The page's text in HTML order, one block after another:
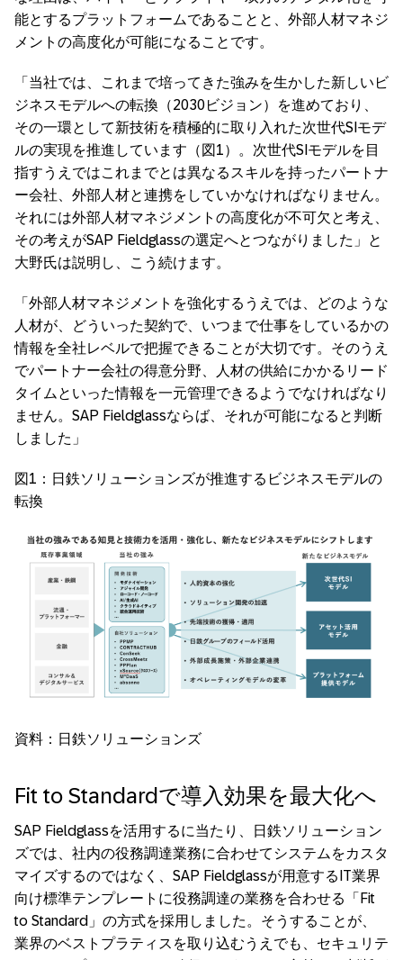
能とするプラットフォームであることと、外部人材マネジ
メントの高度化が可能になることです。
「当社では、これまで培ってきた強みを生かした新しいビ
ジネスモデルへの転換（2030ビジョン）を進めており、
その一環として新技術を積極的に取り入れた次世代SIモデ
ルの実現を推進しています（図1）。次世代SIモデルを目
指すうえではこれまでとは異なるスキルを持ったパートナ
ー会社、外部人材と連携をしていかなければなりません。
それには外部人材マネジメントの高度化が不可欠と考え、
その考えがSAP Fieldglassの選定へとつながりました」と
大野氏は説明し、こう続けます。
「外部人材マネジメントを強化するうえでは、どのような
人材が、どういった契約で、いつまで仕事をしているかの
情報を全社レベルで把握できることが大切です。そのうえ
でパートナー会社の得意分野、人材の供給にかかるリード
タイムといった情報を一元管理できるようでなければなり
ません。SAP Fieldglassならば、それが可能になると判断
しました」
図1：日鉄ソリューションズが推進するビジネスモデルの
転換
資料：日鉄ソリューションズ
Fit to Standardで導入効果を最大化へ
SAP Fieldglassを活用するに当たり、日鉄ソリューション
ズでは、社内の役務調達業務に合わせてシステムをカスタ
マイズするのではなく、SAP Fieldglassが用意するIT業界
向け標準テンプレートに役務調達の業務を合わせる「Fit
to Standard」の方式を採用しました。そうすることが、
業界のベストプラティスを取り込むうえでも、セキュリテ